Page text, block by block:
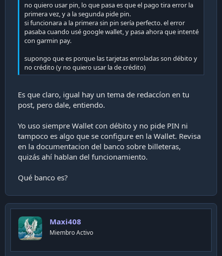
no quiero usar pin, lo que pasa es que el pago tira error la
primera vez, y a la segunda pide pin.
si funcionara a la primera sin pin sería perfecto. el error
pasaba cuando usé google wallet, y pasa ahora que intenté
con garmin pay.
supongo que es porque las tarjetas enroladas son débito y
no crédito (y no quiero usar la de crédito)
Es que claro, igual hay un tema de redaccíon en tu
post, pero dale, entiendo.
Yo uso siempre Wallet con débito y no pide PIN ni
tampoco es algo que se configure en la Wallet. Revisa
en la documentacion del banco sobre billeteras,
quizás ahí hablan del funcionamiento.
Qué banco es?
Maxi408
Miembro Activo